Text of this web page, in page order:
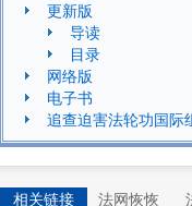
更新版
导读
目录
网络版
电子书
追查迫害法轮功国际
相关链接 法网恢恢